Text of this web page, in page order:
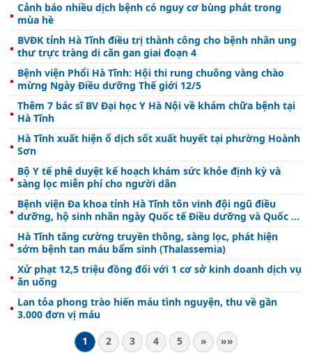
Cảnh báo nhiều dịch bệnh có nguy cơ bùng phát trong
mùa hè
BVĐK tỉnh Hà Tĩnh điều trị thành công cho bệnh nhân ung
thư trực tràng di căn gan giai đoạn 4
Bệnh viện Phổi Hà Tĩnh: Hội thi rung chuông vàng chào
mừng Ngày Điều dưỡng Thế giới 12/5
Thêm 7 bác sĩ BV Đại học Y Hà Nội về khám chữa bệnh tại
Hà Tĩnh
Hà Tĩnh xuất hiện ổ dịch sốt xuất huyết tại phường Hoành
Sơn
Bộ Y tế phê duyệt kế hoạch khám sức khỏe định kỳ và
sàng lọc miễn phí cho người dân
Bệnh viện Đa khoa tỉnh Hà Tĩnh tôn vinh đội ngũ điều
dưỡng, hộ sinh nhân ngày Quốc tế Điều dưỡng và Quốc tế
Hộ sinh
Hà Tĩnh tăng cường truyền thông, sàng lọc, phát hiện
sớm bệnh tan máu bẩm sinh (Thalassemia)
Xử phạt 12,5 triệu đồng đối với 1 cơ sở kinh doanh dịch vụ
ăn uống
Lan tỏa phong trào hiến máu tình nguyện, thu về gần
3.000 đơn vị máu
1
2 3 4 5 » »»